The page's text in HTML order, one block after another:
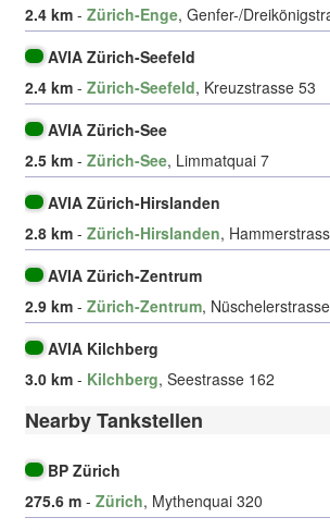
2.4 km - Zürich-Enge, Genfer-/
AVIA Zürich-Seefeld
2.4 km - Zürich-Seefeld, Kreuzstrasse 53
AVIA Zürich-See
2.5 km - Zürich-See, Limmatquai 7
AVIA Zürich-Hirslanden
2.8 km - Zürich-Hirslanden,
AVIA Zürich-Zentrum
2.9 km - Zürich-Zentrum,
AVIA Kilchberg
3.0 km - Kilchberg, Seestrasse 162
Nearby Tankstellen
BP Zürich
275.6 m - Zürich, Mythenquai 320